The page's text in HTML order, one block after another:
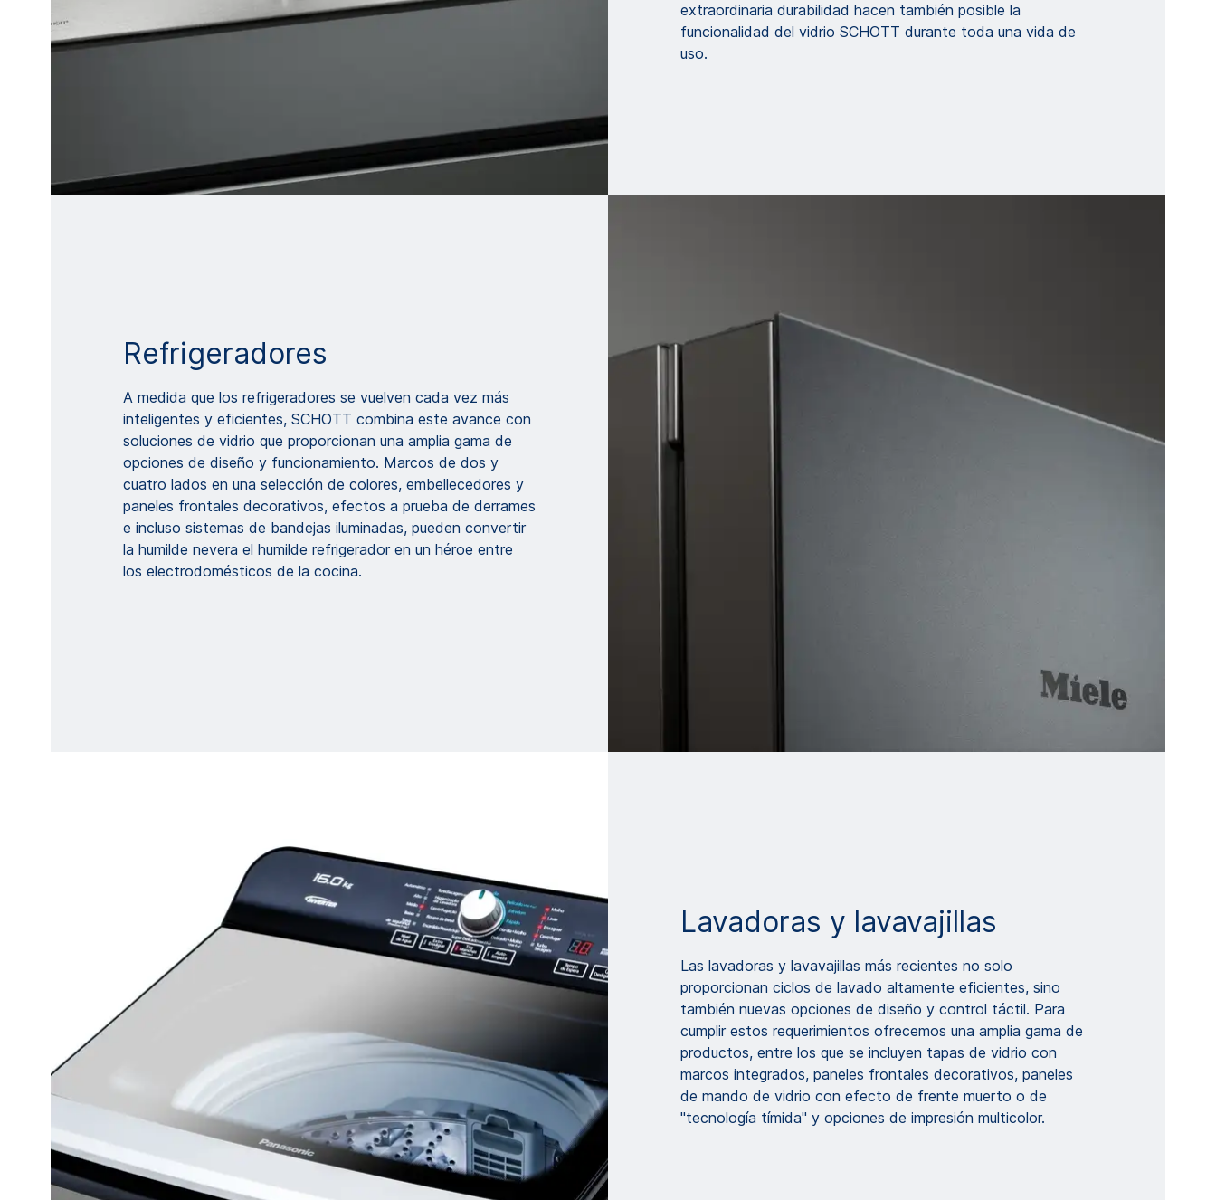
extraordinaria durabilidad hacen también posible la
funcionalidad del vidrio SCHOTT durante toda una vida de
uso.
Refrigeradores
A medida que los refrigeradores se vuelven cada vez más
inteligentes y eficientes, SCHOTT combina este avance con
soluciones de vidrio que proporcionan una amplia gama de
opciones de diseño y funcionamiento. Marcos de dos y
cuatro lados en una selección de colores, embellecedores y
paneles frontales decorativos, efectos a prueba de derrames
e incluso sistemas de bandejas iluminadas, pueden convertir
la humilde nevera el humilde refrigerador en un héroe entre
los electrodomésticos de la cocina.
Lavadoras y lavavajillas
Las lavadoras y lavavajillas más recientes no solo
proporcionan ciclos de lavado altamente eficientes, sino
también nuevas opciones de diseño y control táctil. Para
cumplir estos requerimientos ofrecemos una amplia gama de
productos, entre los que se incluyen tapas de vidrio con
marcos integrados, paneles frontales decorativos, paneles
de mando de vidrio con efecto de frente muerto o de
"tecnología tímida" y opciones de impresión multicolor.